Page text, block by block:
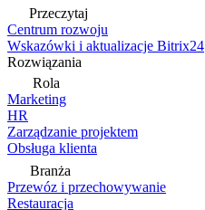
Przeczytaj
Centrum rozwoju
Wskazówki i aktualizacje Bitrix24
Rozwiązania
Rola
Marketing
HR
Zarządzanie projektem
Obsługa klienta
Branża
Przewóz i przechowywanie
Restauracja